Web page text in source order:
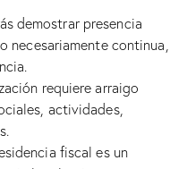
demostrar presencia
necesariamente continua,
requiere arraigo
actividades,
fiscal es un